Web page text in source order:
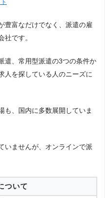
豊富なだけでなく、派遣の雇
社です。
遣、常用型派遣の3つの条件か
人を探している人のニーズに
も、国内に多数展開していま
いませんが、オンラインで派
ついて